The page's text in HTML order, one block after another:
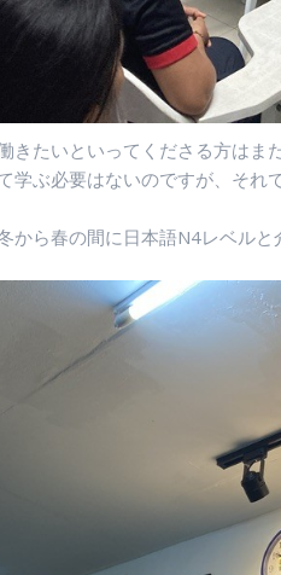
きたいといってくださる方は
学ぶ必要はないのですが、そ
から春の間に日本語N4レベル